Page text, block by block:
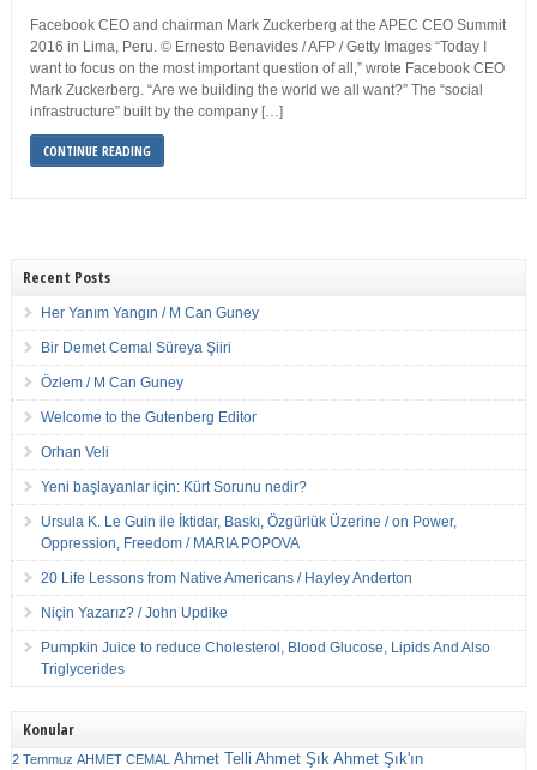
Facebook CEO and chairman Mark Zuckerberg at the APEC CEO Summit
2016 in Lima, Peru. © Ernesto Benavides / AFP / Getty Images “Today I
want to focus on the most important question of all,” wrote Facebook CEO
Mark Zuckerberg. “Are we building the world we all want?” The “social
infrastructure” built by the company […]
CONTINUE READING
Recent Posts
Her Yanım Yangın / M Can Guney
Bir Demet Cemal Süreya Şiiri
Özlem / M Can Guney
Welcome to the Gutenberg Editor
Orhan Veli
Yeni başlayanlar için: Kürt Sorunu nedir?
Ursula K. Le Guin ile İktidar, Baskı, Özgürlük Üzerine / on Power,
Oppression, Freedom / MARIA POPOVA
20 Life Lessons from Native Americans / Hayley Anderton
Niçin Yazarız? / John Updike
Pumpkin Juice to reduce Cholesterol, Blood Glucose, Lipids And Also
Triglycerides
Konular
2 Temmuz AHMET CEMAL Ahmet Telli Ahmet Şık Ahmet Şık'ın